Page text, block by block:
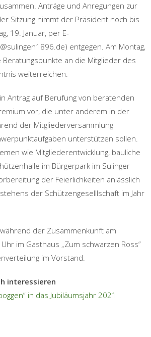
Anträge und Anregungen zur
Sitzung nimmt der Präsident noch bis
19. Januar, per E-
entgegen. Am Montag,
Beratungspunkte an die Mitglieder des
weiterreichen.
Antrag auf Berufung von beratenden
vor, die unter anderem in der
der Mitgliederversammlung
unterstützen sollen.
wie Mitgliederentwicklung, bauliche
im Bürgerpark im Sulinger
der Feierlichkeiten anlässlich
der Schützengeselllschaft im Jahr
der Zusammenkunft am
im Gasthaus „Zum schwarzen Ross”
im Vorstand.
interessieren
in das Jubiläumsjahr 2021